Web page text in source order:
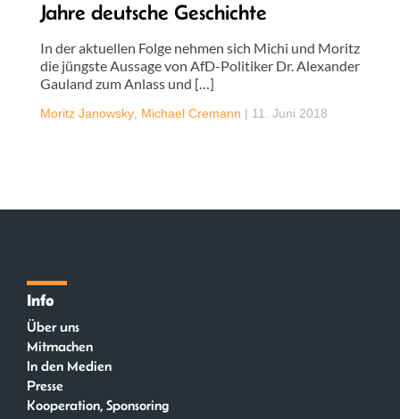
Jahre deutsche Geschichte
In der aktuellen Folge nehmen sich Michi und Moritz
die jüngste Aussage von AfD-Politiker Dr. Alexander
Gauland zum Anlass und […]
Moritz Janowsky Michael Cremann | 11. Juni 2018
Info
Über uns
Mitmachen
In den Medien
Presse
Kooperation, Sponsoring